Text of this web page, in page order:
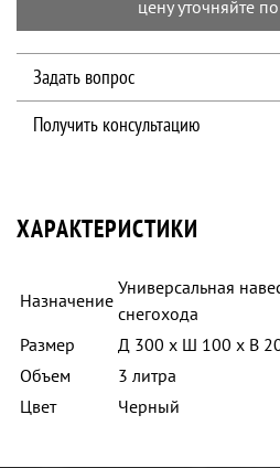
цену уточняйте
Задать вопрос
Получить консультацию
ХАРАКТЕРИСТИКИ
Назначение
Универсальная
снегохода
Размер
Д 300 х Ш 100 х В
Объем
3 литра
Цвет
Черный